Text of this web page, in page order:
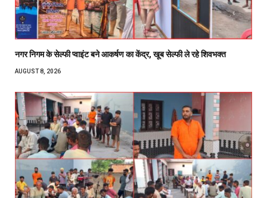
नगर निगम के सेल्फी प्वाइंट बने आकर्षण का केंद्र, खूब सेल्फी ले रहे शिवभक्त
AUGUST 8, 2026